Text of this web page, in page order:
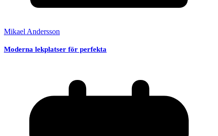
Mikael Andersson
Moderna lekplatser för perfekta